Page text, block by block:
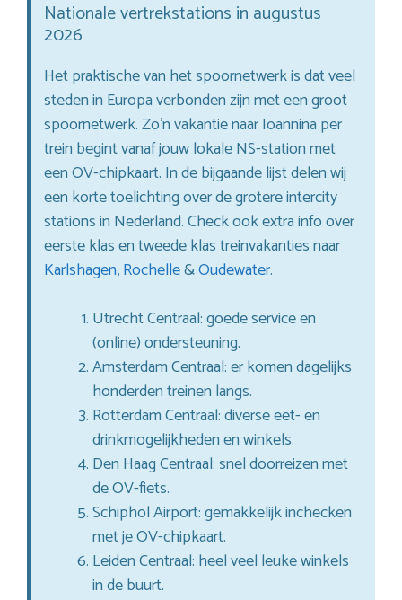
Nationale vertrekstations in augustus
2026
Het praktische van het spoornetwerk is dat veel
steden in Europa verbonden zijn met een groot
spoornetwerk. Zo’n vakantie naar Ioannina per
trein begint vanaf jouw lokale NS-station met
een OV-chipkaart. In de bijgaande lijst delen wij
een korte toelichting over de grotere intercity
stations in Nederland. Check ook extra info over
eerste klas en tweede klas treinvakanties naar
Karlshagen,Rochelle&Oudewater.
Utrecht Centraal: goede service en
(online) ondersteuning.
Amsterdam Centraal: er komen dagelijks
honderden treinen langs.
Rotterdam Centraal: diverse eet- en
drinkmogelijkheden en winkels.
Den Haag Centraal: snel doorreizen met
de OV-fiets.
Schiphol Airport: gemakkelijk inchecken
met je OV-chipkaart.
Leiden Centraal: heel veel leuke winkels
in de buurt.